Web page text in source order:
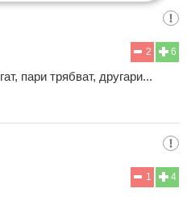
6
2
пари трябват, другари...
4
1